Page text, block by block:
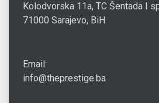
Kolodvorska 11a, TC Šentada I
71000 Sarajevo, BiH
Email:
info@theprestige.ba